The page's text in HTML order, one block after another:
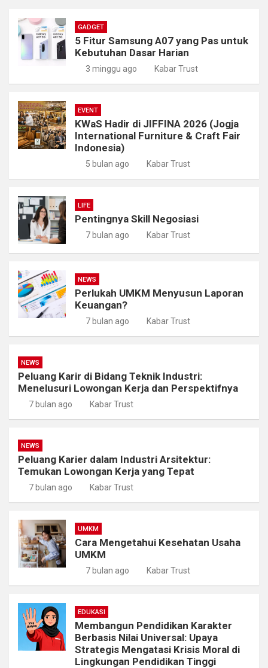
GADGET
5 Fitur Samsung A07 yang Pas untuk
Kebutuhan Dasar Harian
3 minggu ago Kabar Trust
EVENT
KWaS Hadir di JIFFINA 2026 (Jogja
International Furniture & Craft Fair
Indonesia)
5 bulan ago Kabar Trust
LIFE
Pentingnya Skill Negosiasi
7 bulan ago Kabar Trust
NEWS
Perlukah UMKM Menyusun Laporan
Keuangan?
7 bulan ago Kabar Trust
NEWS
Peluang Karir di Bidang Teknik Industri:
Menelusuri Lowongan Kerja dan Perspektifnya
7 bulan ago Kabar Trust
NEWS
Peluang Karier dalam Industri Arsitektur:
Temukan Lowongan Kerja yang Tepat
7 bulan ago Kabar Trust
UMKM
Cara Mengetahui Kesehatan Usaha
UMKM
7 bulan ago Kabar Trust
EDUKASI
Membangun Pendidikan Karakter
Berbasis Nilai Universal: Upaya
Strategis Mengatasi Krisis Moral di
Lingkungan Pendidikan Tinggi